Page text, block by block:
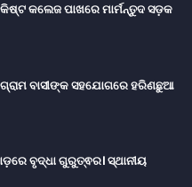
କିଷ୍ଟ କଲେଜ ପାଖରେ ମାର୍ମନ୍ତୁଦ ସଡ଼କ
ଗ୍ରାମ ବାସୀଙ୍କ ସହଯୋଗରେ ହରିଣଛୁଆ
ବୃଦ୍ଧା ଗୁରୁତ୍ଵର। ସ୍ଥାନୀୟ